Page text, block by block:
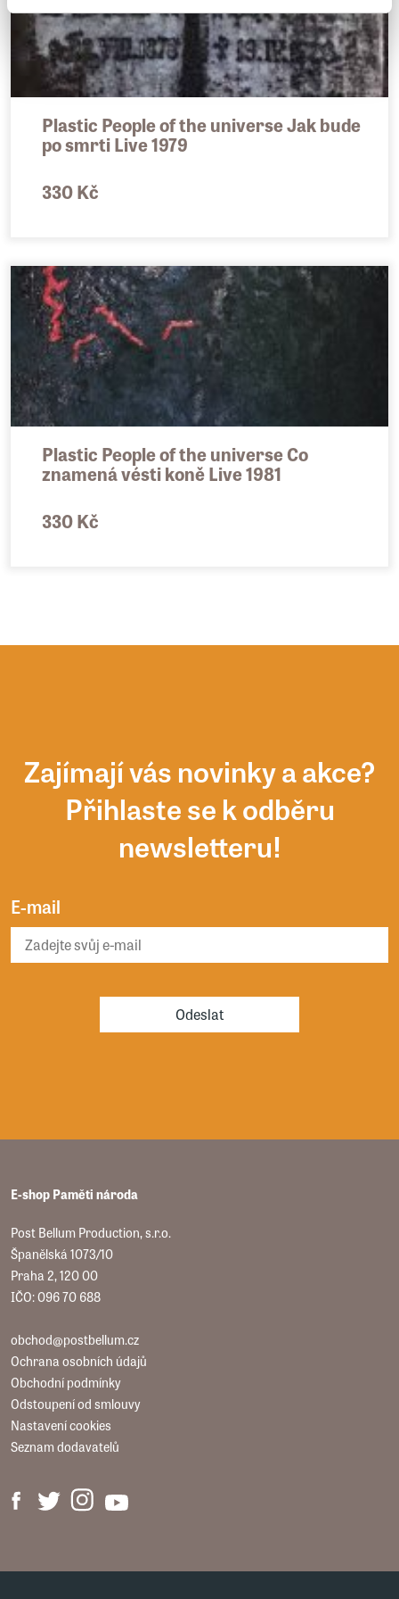
Plastic People of the universe Jak bude
po smrti Live 1979
330 Kč
Plastic People of the universe Co
znamená vésti koně Live 1981
330 Kč
Zajímají vás novinky a akce?
Přihlaste se k odběru
newsletteru!
E-mail
Odeslat
E-shop Paměti národa
Post Bellum Production, s.r.o.
Španělská 1073/10
Praha 2, 120 00
IČO: 096 70 688
obchod@postbellum.cz
Ochrana osobních údajů
Obchodní podmínky
Odstoupení od smlouvy
Nastavení cookies
Seznam dodavatelů